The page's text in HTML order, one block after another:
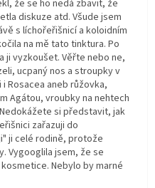
že se ho nedá zbavit, že
diskuze atd. Všude jsem
s líchořeřišnicí a koloidním
na mě tato tinktura. Po
ji vyzkoušet. Věřte nebo ne,
ucpaný nos a stroupky v
Rosacea aneb růžovka,
Agátou, vroubky na nehtech
si představit, jak
zařazuji do
ji celé rodině, protože
Vygooglila jsem, že se
Nebylo by marné